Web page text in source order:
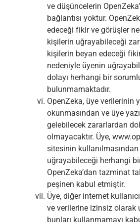
ve düşüncelerin
bağlantısı yoktur.
edeceği fikir ve görüşler
kişilerin uğrayabileceği
kişilerin beyan edeceği
nedeniyle üyenin
dolayı herhangi bir
bulunmamaktadır.
OpenZeka, üye verilerinin
okunmasından ve üye
gelebilecek zararlardan
olmayacaktır. Üye,
sitesinin kullanılmasından
uğrayabileceği herhangi
OpenZeka’dan tazminat
peşinen kabul etmiştir.
Üye, diğer internet
ve verilerine izinsiz olarak
bunları kullanmamayı